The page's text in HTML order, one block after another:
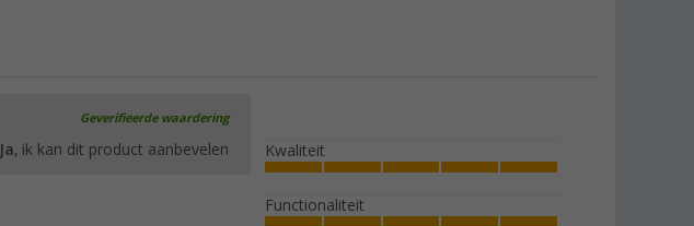
Geverifieerde waardering
Ja, ik kan dit product aanbevelen Kwaliteit
Functionaliteit